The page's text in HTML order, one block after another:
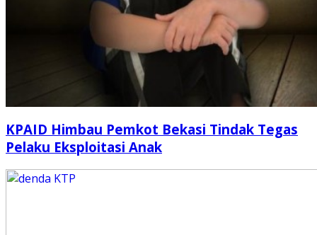
KPAID Himbau Pemkot Bekasi Tindak Tegas
Pelaku Eksploitasi Anak